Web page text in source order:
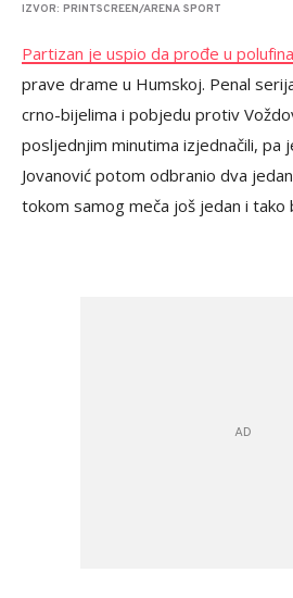
IZVOR: PRINTSCREEN/ARENA SPORT
Partizan je uspio da prođe u
prave drame u Humskoj. Penal
crno-bijelima i pobjedu protiv
posljednjim minutima izjednačili, pa
Jovanović potom odbranio dva
tokom samog meča još jedan i tako